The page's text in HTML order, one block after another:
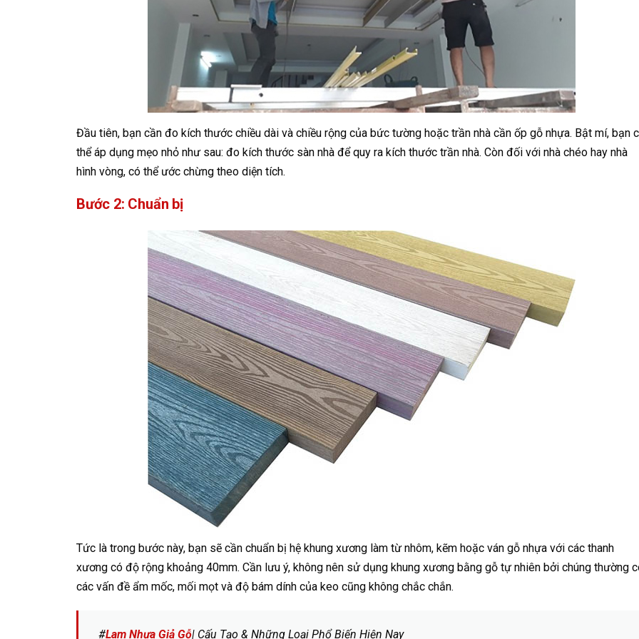
Đầu tiên, bạn cần đo kích thước chiều dài và chiều rộng của bức tường hoặc trần nhà cần ốp gỗ nhựa. Bật mí, bạn
thể áp dụng mẹo nhỏ như sau: đo kích thước sàn nhà để quy ra kích thước trần nhà. Còn đối với nhà chéo hay nhà
hình vòng, có thể ước chừng theo diện tích.
Bước 2: Chuẩn bị
Tức là trong bước này, bạn sẽ cần chuẩn bị hệ khung xương làm từ nhôm, kẽm hoặc ván gỗ nhựa với các thanh
xương có độ rộng khoảng 40mm. Cần lưu ý, không nên sử dụng khung xương bằng gỗ tự nhiên bởi chúng thường
các vấn đề ẩm mốc, mối mọt và độ bám dính của keo cũng không chắc chắn.
#Lam Nhựa Giả Gỗ| Cấu Tạo & Những Loại Phổ Biến Hiện Nay